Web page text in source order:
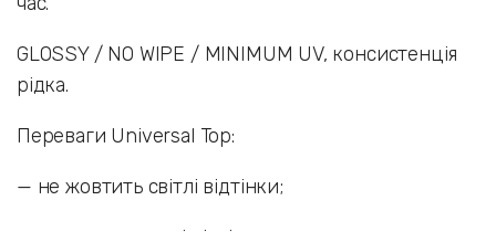
GLOSSY / NO WIPE / MINIMUM UV, консистенція
рідка.
Переваги Universal Top:
— не жовтить світлі відтінки;